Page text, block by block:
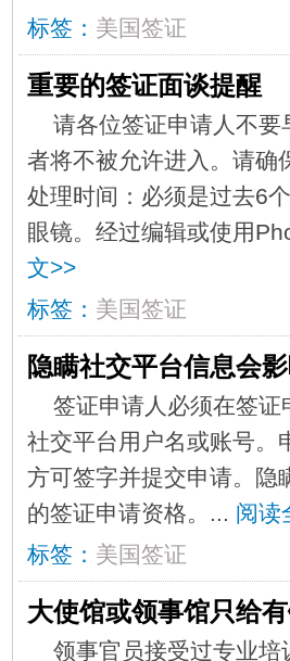
标签： 美国签证
重要的签证面谈提醒
请各位签证申请人不
者将不被允许进入。请确
处理时间：必须是过去6
眼镜。经过编辑或使用
文>>
标签： 美国签证
隐瞒社交平台信息会
签证申请人必须在签
社交平台用户名或账号。
方可签字并提交申请。隐
的签证申请资格。​​​... 阅读
标签： 美国签证
大使馆或领事馆只给
领事官员接受过专业